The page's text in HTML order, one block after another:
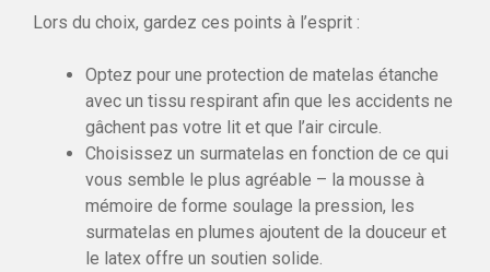
Lors du choix, gardez ces points à l’esprit :
Optez pour une protection de matelas étanche
avec un tissu respirant afin que les accidents ne
gâchent pas votre lit et que l’air circule.
Choisissez un surmatelas en fonction de ce qui
vous semble le plus agréable – la mousse à
mémoire de forme soulage la pression, les
surmatelas en plumes ajoutent de la douceur et
le latex offre un soutien solide.